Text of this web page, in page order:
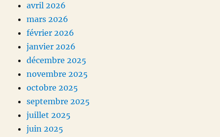
avril 2026
mars 2026
février 2026
janvier 2026
décembre 2025
novembre 2025
octobre 2025
septembre 2025
juillet 2025
juin 2025